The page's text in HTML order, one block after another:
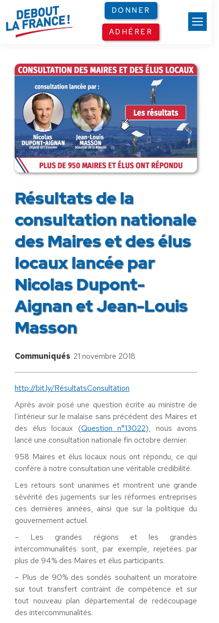
DONNER
ADHÉRER
Résultats de la
consultation nationale
des Maires et des élus
locaux lancée par
Nicolas Dupont-
Aignan et Jean-Louis
Masson
Communiqués 21 novembre 2018
http://bit.ly/RésultatsConsultation
Après avoir posé une question écrite au ministre de
l’intérieur sur le malaise sans précédent des Maires et
des élus locaux (Question n°13022), nous avons
lancé une consultation nationale fin octobre dernier.
958 Maires et élus locaux nous ont répondu, ce qui
confère à notre consultation une véritable crédibilité.
Les retours sont unanimes et montrent une grande
sévérité des jugements sur les réformes entreprises
ces dernières années, ainsi que sur la politique du
gouvernement actuel.
– Les grandes régions et les grandes
intercommunalités sont, par exemple, rejetées par
plus de 94% des Maires et élus participants.
– Plus de 90% des sondés souhaitent un moratoire
sur tout transfert contraint de compétence et sur
tout nouveau plan départemental de redécoupage
des intercommunalités.
Panneau de gestion des cookies